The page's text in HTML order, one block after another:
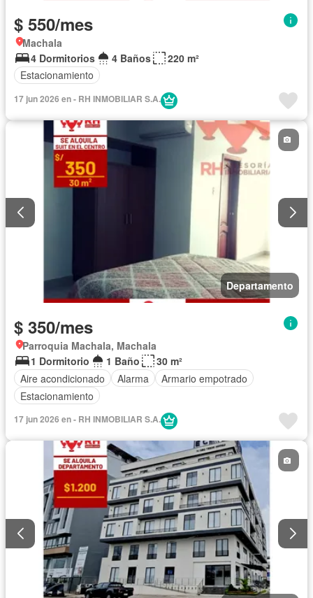
$ 550/mes
Machala
4 Dormitorios
4 Baños
220 m²
Estacionamiento
17 jun 2026 en - RH INMOBILIAR S.A.
Departamento
$ 350/mes
Parroquia Machala, Machala
1 Dormitorio
1 Baño
30 m²
Aire acondicionado
Alarma
Armario empotrado
Estacionamiento
17 jun 2026 en - RH INMOBILIAR S.A.